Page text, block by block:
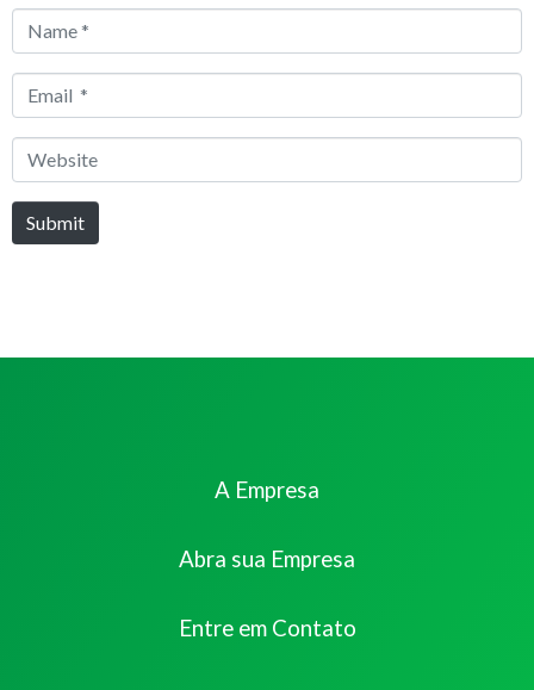
Name
Email
Website
Submit
A Empresa
Abra sua Empresa
Entre em Contato